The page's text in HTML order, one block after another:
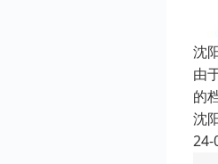
沈
由
的
沈
24-